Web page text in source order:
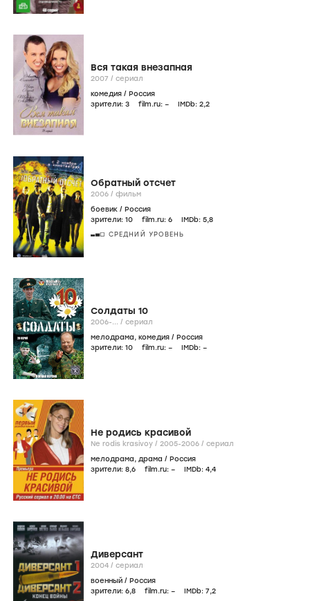
Вся такая внезапная
2007 / сериал
комедия / Россия
зрители: 3 film.ru: – IMDb: 2,2
Обратный отсчет
2006 / фильм
боевик / Россия
зрители: 10 film.ru: 6 IMDb: 5,8
СРЕДНИЙ УРОВЕНЬ
Солдаты 10
2006-... / сериал
мелодрама, комедия / Россия
зрители: 10 film.ru: – IMDb: –
Не родись красивой
Ne rodis krasivoy / 2005-2006 / сериал
мелодрама, драма / Россия
зрители: 8,6 film.ru: – IMDb: 4,4
Диверсант
2004 / сериал
военный / Россия
зрители: 6,8 film.ru: – IMDb: 7,2